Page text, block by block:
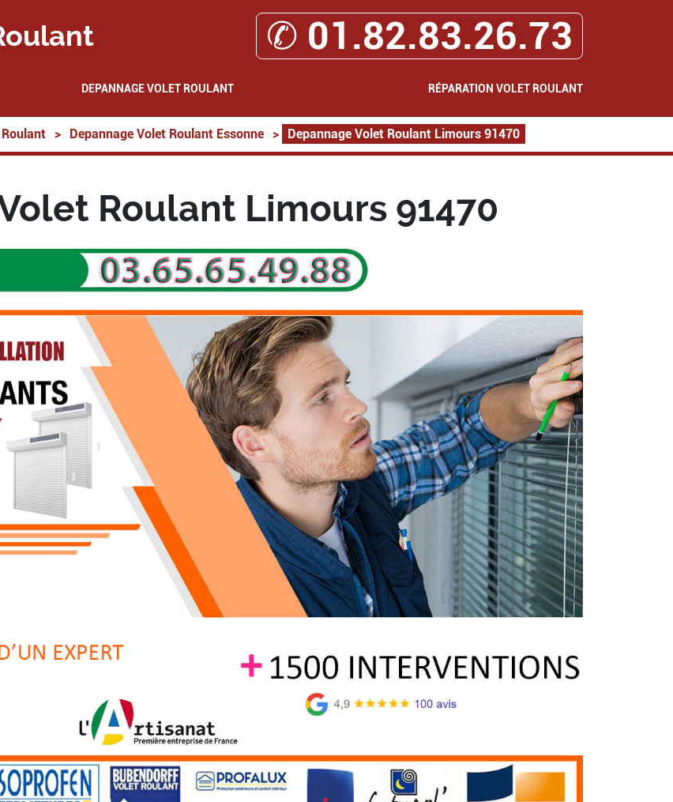
✆ 01.82.83.26.73
DEPANNAGE VOLET ROULANT RÉPARATION VOLET ROULANT
> Depannage Volet Roulant Essonne > Depannage Volet Roulant Limours 91470
Roulant Limours 91470